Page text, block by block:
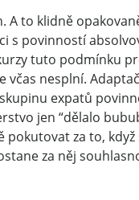
A to klidně
s povinností
tuto podmínku
včas nesplní.
expatů
jen “dělalo
pokutovat za to, když
za něj